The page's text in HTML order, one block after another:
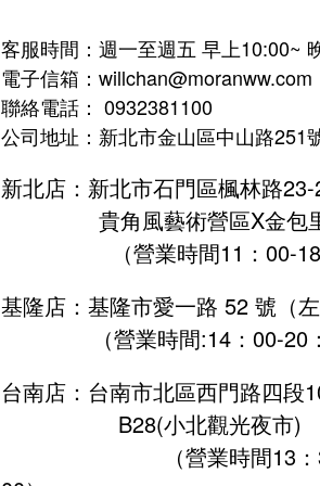
客服時間：週一至週五 早上10:00~
電子信箱：willchan@moranww.com
聯絡電話： 0932381100
公司地址：新北市金山區中山路251
新北店：新北市石門區楓林路
貴角風藝術營區X金包里
（營業時間11：00-18
基隆店：基隆市愛一路 52 號（左
（營業時間:14：00-20
台南店：台南市北區西門路四
B28(小北觀光
（營業時間13